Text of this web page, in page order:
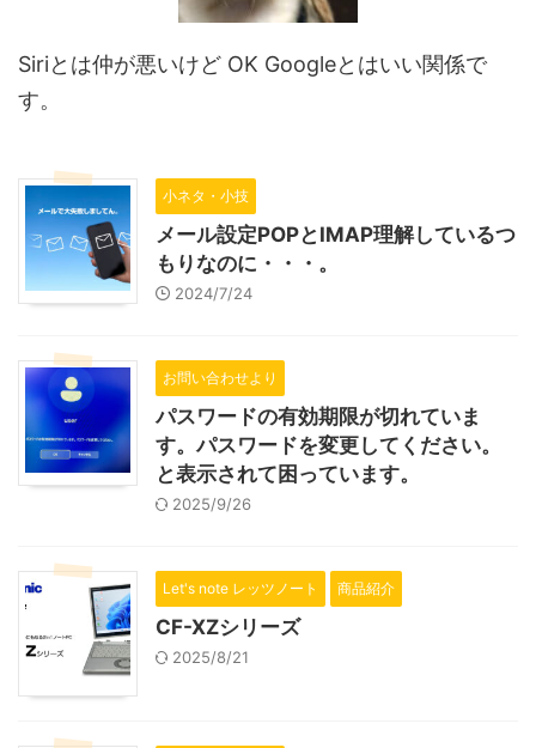
Siriとは仲が悪いけど OK Googleとはいい関係で
す。
小ネタ・小技
メール設定POPとIMAP理解しているつ
もりなのに・・・。
2024/7/24
お問い合わせより
パスワードの有効期限が切れていま
す。パスワードを変更してください。
と表示されて困っています。
2025/9/26
Let's note レッツノート 商品紹介
CF-XZシリーズ
2025/8/21